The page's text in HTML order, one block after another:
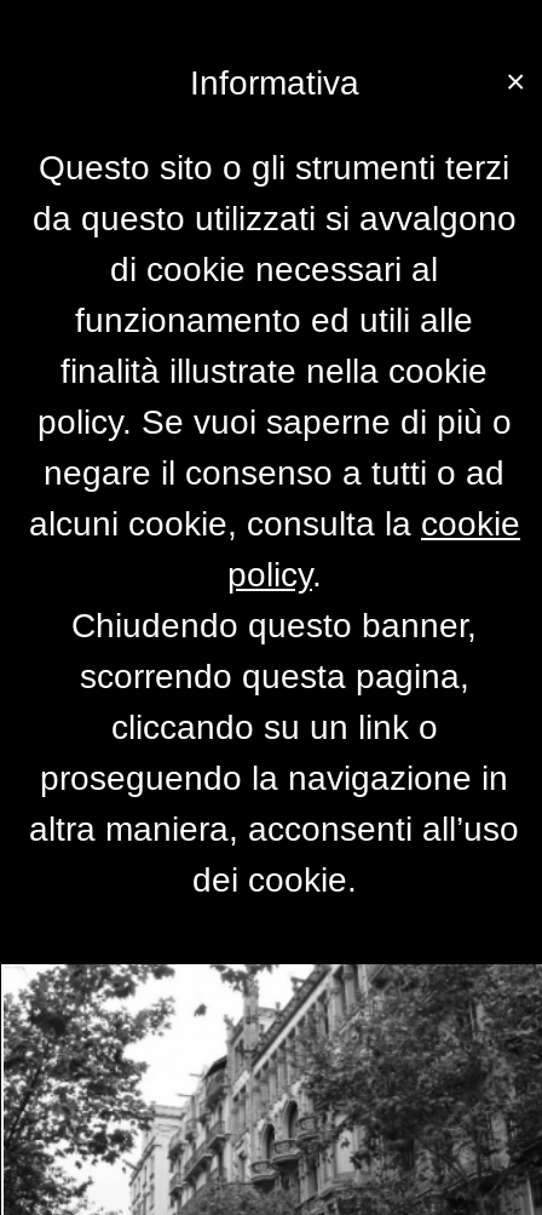
Il viale
diANTONELLA1972
×
Informativa
Questo sito o gli strumenti terzi
da questo utilizzati si avvalgono
di cookie necessari al
funzionamento ed utili alle
finalità illustrate nella cookie
policy. Se vuoi saperne di più o
negare il consenso a tutti o ad
alcuni cookie, consulta la cookie
policy.
Chiudendo questo banner,
scorrendo questa pagina,
cliccando su un link o
proseguendo la navigazione in
altra maniera, acconsenti all’uso
dei cookie.